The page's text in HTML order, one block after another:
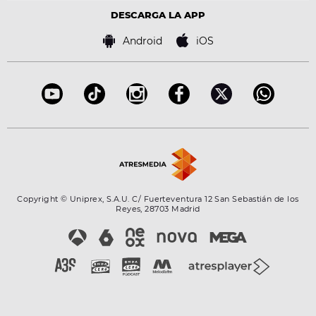
Bases de concursos
DESCARGA LA APP
Android iOS
Copyright © Uniprex, S.A.U. C/ Fuerteventura 12 San Sebastián de los
Reyes, 28703 Madrid